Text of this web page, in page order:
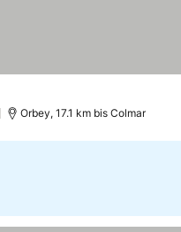
Orbey, 17.1 km bis Colmar